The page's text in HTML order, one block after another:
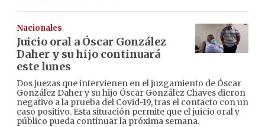
Nacionales
Juicio oral a Óscar González
Daher y su hijo continuará
este lunes
Dos juezas que intervienen en el juzgamiento de Óscar
González Daher y su hijo Óscar González Chaves dieron
negativo a la prueba del Covid-19, tras el contacto con un
caso positivo. Esta situación permite que el juicio oral y
público pueda continuar la próxima semana.